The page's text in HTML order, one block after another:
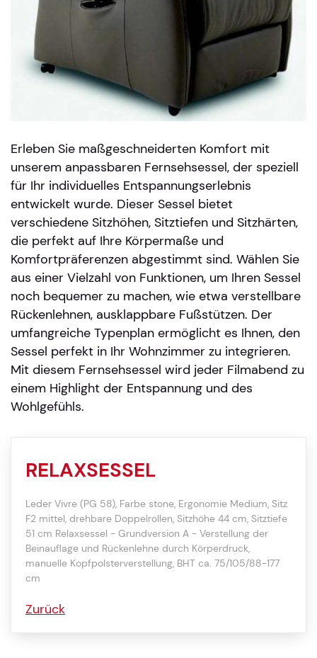
Erleben Sie maßgeschneiderten Komfort mit
unserem anpassbaren Fernsehsessel, der speziell
für Ihr individuelles Entspannungserlebnis
entwickelt wurde. Dieser Sessel bietet
verschiedene Sitzhöhen, Sitztiefen und Sitzhärten,
die perfekt auf Ihre Körpermaße und
Komfortpräferenzen abgestimmt sind. Wählen Sie
aus einer Vielzahl von Funktionen, um Ihren Sessel
noch bequemer zu machen, wie etwa verstellbare
Rückenlehnen, ausklappbare Fußstützen. Der
umfangreiche Typenplan ermöglicht es Ihnen, den
Sessel perfekt in Ihr Wohnzimmer zu integrieren.
Mit diesem Fernsehsessel wird jeder Filmabend zu
einem Highlight der Entspannung und des
Wohlgefühls.
RELAXSESSEL
Leder Vivre (PG 58), Farbe stone, Ergonomie Medium, Sitz
F2 mittel, drehbare Doppelrollen, Sitzhöhe 44 cm, Sitztiefe
51 cm Relaxsessel - Grundversion A - Verstellung der
Beinauflage und Rückenlehne durch Körperdruck,
manuelle Kopfpolsterverstellung, BHT ca. 75/105/88-177
cm
Zurück